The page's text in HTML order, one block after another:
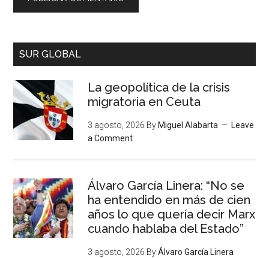
SUR GLOBAL
La geopolítica de la crisis
migratoria en Ceuta
3 agosto, 2026 By Miguel Alabarta
Leave
a Comment
Álvaro García Linera: “No se
ha entendido en más de cien
años lo que quería decir Marx
cuando hablaba del Estado”
3 agosto, 2026 ByÁlvaro García Linera